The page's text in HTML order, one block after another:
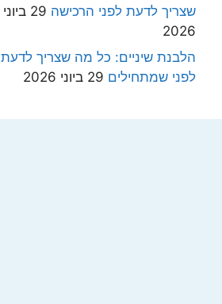
שצריך לדעת לפני הרכישה
29 ביוני
2026
הלבנת שיניים: כל מה שצריך לדעת
לפני שמתחילים 29 ביוני 2026